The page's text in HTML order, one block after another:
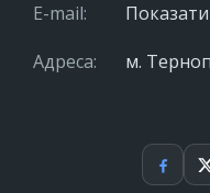
E-mail:
Адреса:
м.